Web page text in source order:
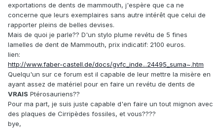
exportations de dents de mammouth, j'espère que ca ne
concerne que leurs exemplaires sans autre intérêt que celui de
rapporter pleins de belles devises.
Mais de quoi je parle?? D'un stylo plume revétu de 5 fines
lamelles de dent de Mammouth, prix indicatif: 2100 euros.
lien:
http://www.faber-castell.de/docs/gvfc_inde...24495_suma~.htm
Quelqu'un sur ce forum est il capable de leur mettre la misère en
ayant assez de matériel pour en faire un revétu de dents de
VRAIS Ptérosauriens??
Pour ma part, je suis juste capable d'en faire un tout mignon avec
des plaques de Cirripèdes fossiles, et vous????
bye,